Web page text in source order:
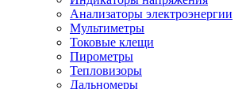
Анализаторы электроэнергии
Мультиметры
Токовые клещи
Пирометры
Тепловизоры
Дальномеры